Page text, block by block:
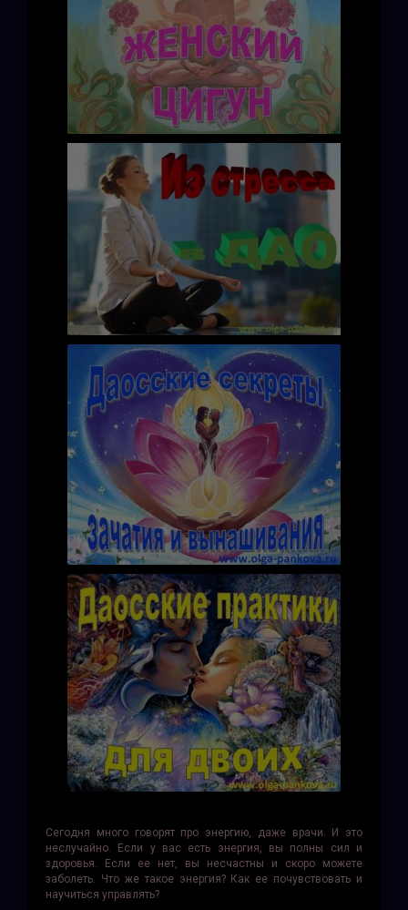
Сегодня много говорят про энергию, даже врачи. И это
неслучайно. Если у вас есть энергия, вы полны сил и
здоровья. Если ее нет, вы несчастны и скоро можете
заболеть. Что же такое энергия? Как ее почувствовать и
научиться управлять?